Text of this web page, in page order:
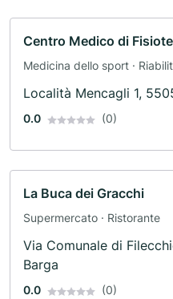
Centro Medico di
Medicina dello sport ·
Località Mencagli 1,
0.0 (0)
La Buca dei Gracchi
Supermercato · Ristorante
Via Comunale di
Barga
0.0 (0)